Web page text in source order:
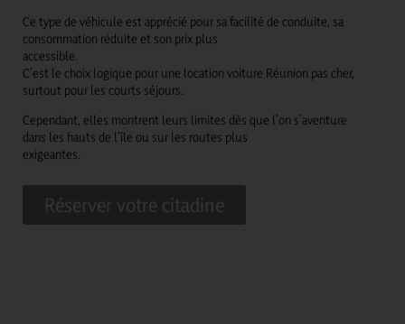
Ce type de véhicule est apprécié pour sa facilité de conduite, sa
consommation réduite et son prix plus
accessible.
C’est le choix logique pour une location voiture Réunion pas cher,
surtout pour les courts séjours.
Cependant, elles montrent leurs limites dès que l’on s’aventure
dans les hauts de l’île ou sur les routes plus
exigeantes.
Réserver votre citadine